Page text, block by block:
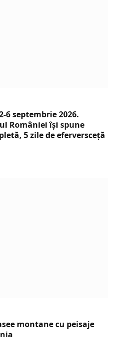
6 septembrie 2026.
României își spune
5 zile de eferversceță
montane cu peisaje